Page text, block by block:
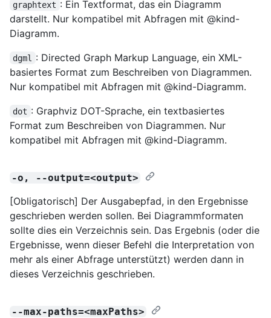
graphtext : Ein Textformat, das ein Diagramm
darstellt. Nur kompatibel mit Abfragen mit @kind-
Diagramm.
dgml
: Directed Graph Markup Language, ein XML-
basiertes Format zum Beschreiben von Diagrammen.
Nur kompatibel mit Abfragen mit @kind-Diagramm.
dot : Graphviz DOT-Sprache, ein textbasiertes
Format zum Beschreiben von Diagrammen. Nur
kompatibel mit Abfragen mit @kind-Diagramm.
-o, --output=<output>
[Obligatorisch] Der Ausgabepfad, in den Ergebnisse
geschrieben werden sollen. Bei Diagrammformaten
sollte dies ein Verzeichnis sein. Das Ergebnis (oder die
Ergebnisse, wenn dieser Befehl die Interpretation von
mehr als einer Abfrage unterstützt) werden dann in
dieses Verzeichnis geschrieben.
--max-paths=<maxPaths>